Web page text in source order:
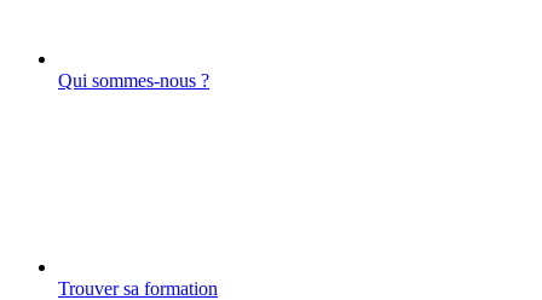
Qui sommes-nous ?
Trouver sa formation